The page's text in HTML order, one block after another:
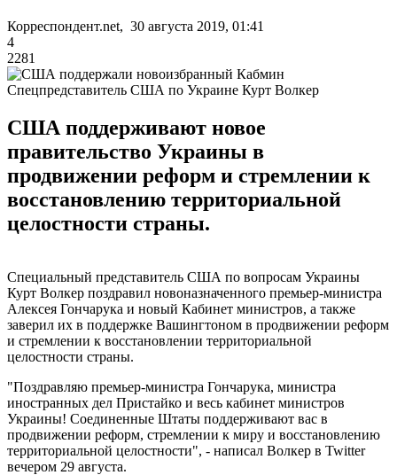
Корреспондент.net, 30 августа 2019, 01:41
4
2281
Спецпредставитель США по Украине Курт Волкер
США поддерживают новое
правительство Украины в
продвижении реформ и стремлении к
восстановлению территориальной
целостности страны.
Специальный представитель США по вопросам Украины
Курт Волкер поздравил новоназначенного премьер-министра
Алексея Гончарука и новый Кабинет министров, а также
заверил их в поддержке Вашингтоном в продвижении реформ
и стремлении к восстановлении территориальной
целостности страны.
"Поздравляю премьер-министра Гончарука, министра
иностранных дел Пристайко и весь кабинет министров
Украины! Соединенные Штаты поддерживают вас в
продвижении реформ, стремлении к миру и восстановлению
территориальной целостности", - написал Волкер в Twitter
вечером 29 августа.